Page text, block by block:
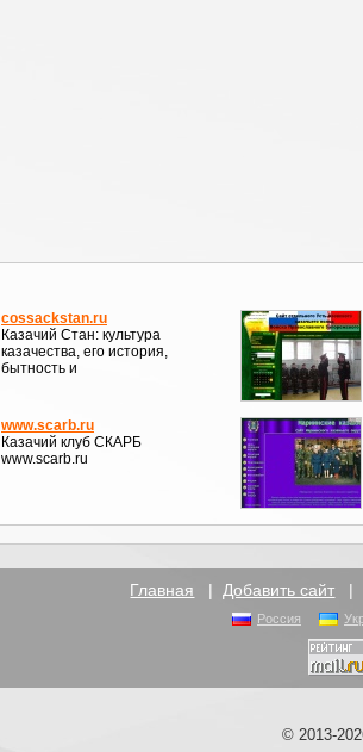
cossackstan.ru
Казачий Стан: культура
казачества, его история,
бытность и
www.scarb.ru
Казачий клуб СКАРБ
www.scarb.ru
Главная | Добавить сайт |
Россия
© 2013-